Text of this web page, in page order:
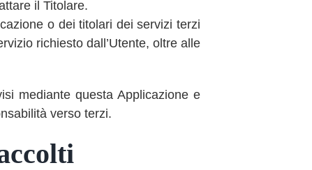
il Titolare.
o dei titolari dei servizi terzi
richiesto dall’Utente, oltre alle
mediante questa Applicazione e
verso terzi.